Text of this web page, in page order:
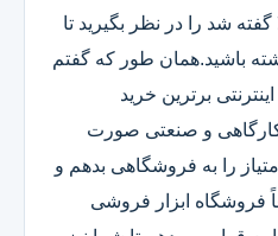
شد را در نظر بگیرید تا
باشید.همان طور که گفتم
فروشگاه اینترنتی برترین خرید
کارگاهی و صنعتی صورت
را به فروشگاهی بدهم و
فروشگاه ابزار فروشی